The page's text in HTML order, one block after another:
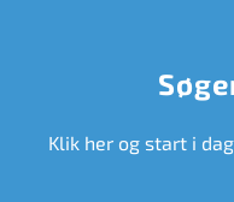
Klik her og start i